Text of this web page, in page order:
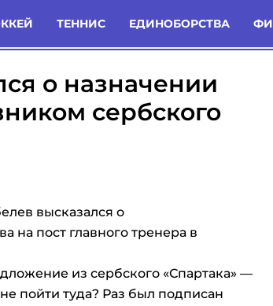
ТЕННИС ЕДИНОБОРСТВА
Комменты Новости
о назначении
сербского
высказался о
на пост главного тренера в
из сербского «Спартака» —
пойти туда? Раз был подписан